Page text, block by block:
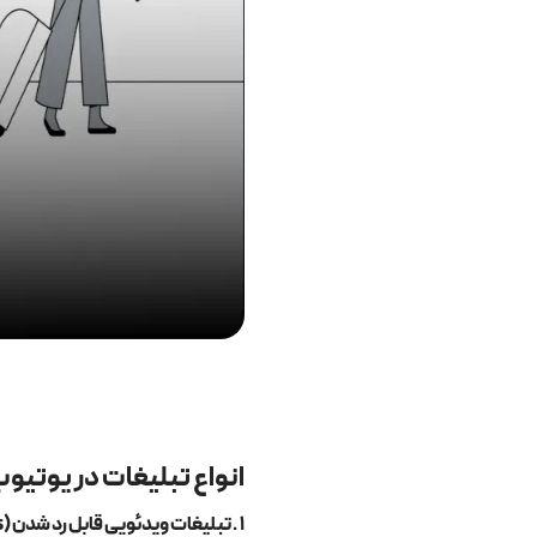
انواع تبلیغات در
۱.تبلیغات ویدئویی قابل رد شدن(Skippable Ads)